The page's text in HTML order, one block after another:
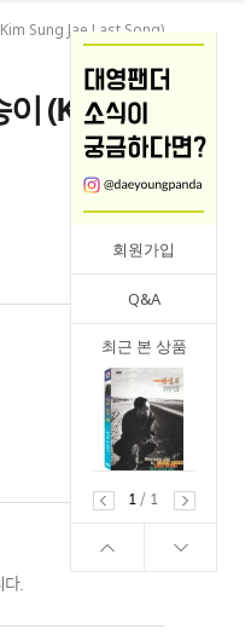
회원가입
Q&A
최근 본 상품
1
/ 1
Sung Jae Last Song)
이 (Kim
다.